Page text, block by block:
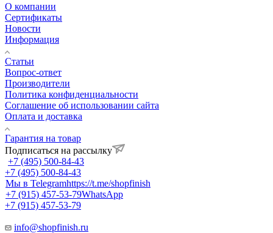
О компании
Сертификаты
Новости
Информация
Статьи
Вопрос-ответ
Производители
Политика конфиденциальности
Соглашение об использовании сайта
Оплата и доставка
Гарантия на товар
Подписаться на рассылку
+7 (495) 500-84-43
+7 (495) 500-84-43
Мы в Telegramhttps://t.me/shopfinish
+7 (915) 457-53-79WhatsApp
+7 (915) 457-53-79
info@shopfinish.ru